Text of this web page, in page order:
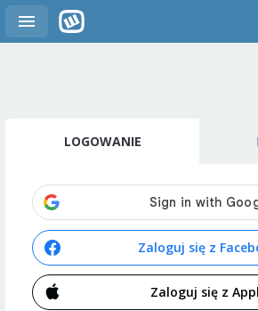
LOGOWANIE
Zaloguj się z
Zaloguj się z